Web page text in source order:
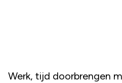
Werk, tijd doorbrengen met je kinderen en me-